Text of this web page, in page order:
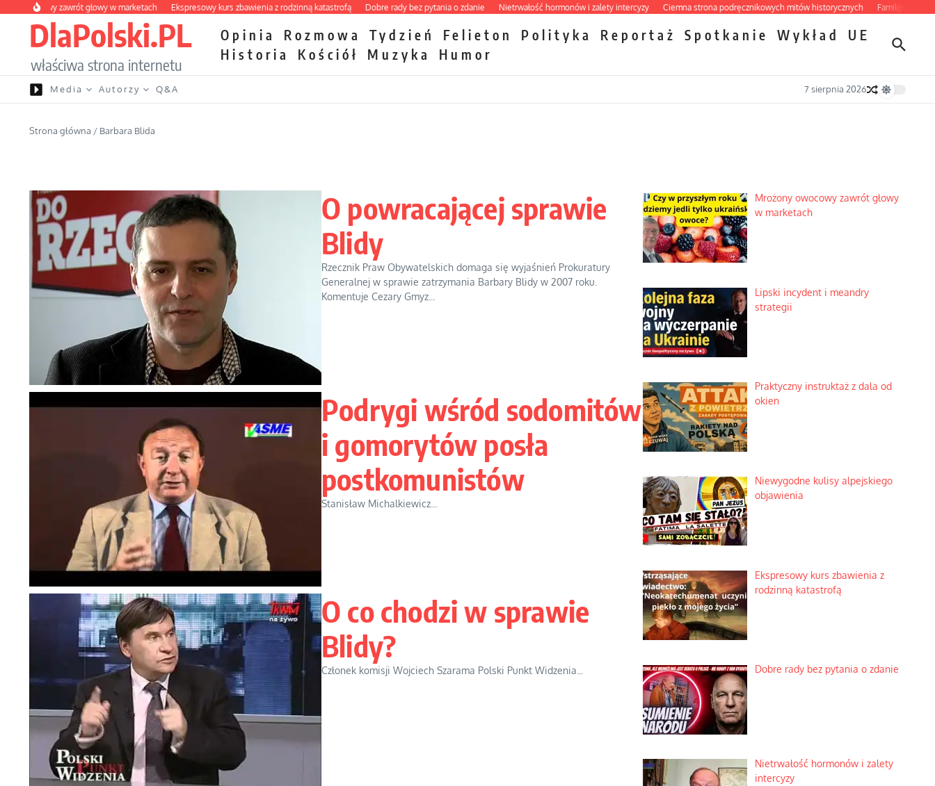
Przejdź do treści
zawrót głowy w marketach Ekspresowy kurs zbawienia z rodzinną katastrofą Dobre rady bez pytania o zdanie Nietrwałość hormonów i zalety intercyzy Ciemna strona podręcznikowych mitów historycznych Familijny spór o
DlaPolski.PL
właściwa strona internetu
Opinia Rozmowa Tydzień Felieton Polityka Reportaż Spotkanie Wykład
UE
Historia
Kościół Muzyka Humor
Media Autorzy Q&A 7 sierpnia 2026
Strona główna / Barbara Blida
O powracającej sprawie
Blidy
Rzecznik Praw Obywatelskich domaga się wyjaśnień Prokuratury
Generalnej w sprawie zatrzymania Barbary Blidy w 2007 roku.
Komentuje Cezary Gmyz...
Podrygi wśród sodomitów
i gomorytów posła
postkomunistów
Stanisław Michalkiewicz...
O co chodzi w sprawie
Blidy?
Członek komisji Wojciech Szarama Polski Punkt Widzenia...
Mrożony owocowy zawrót głowy
w marketach
Lipski incydent i meandry
strategii
Praktyczny instruktaż z dala od
okien
Niewygodne kulisy alpejskiego
objawienia
Ekspresowy kurs zbawienia z
rodzinną katastrofą
Dobre rady bez pytania o zdanie
Nietrwałość hormonów i zalety
intercyzy